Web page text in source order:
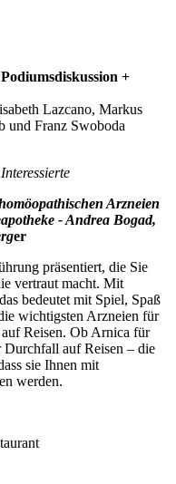
+
Lazcano, Markus
und Franz Swoboda
Arzneien
- Andrea Bogad,
er
präsentiert, die Sie
vertraut macht. Mit
bedeutet mit Spiel, Spaß
wichtigsten Arzneien für
Reisen. Ob Arnica für
auf Reisen – die
sie Ihnen mit
werden.